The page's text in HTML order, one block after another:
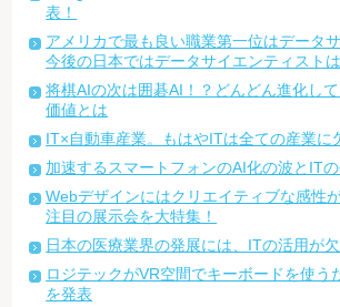
表！
アメリカで最も良い職業第一位はデータ
今後の日本ではデータサイエンティスト
将棋AIの次は囲碁AI！？どんどん進化し
価値とは
IT×自動車産業。もはやITは全ての産業に
加速するスマートフォンのAI化の波とIT
Webデザインにはクリエイティブな感性
注目の展示会を大特集！
日本の医療業界の発展には、ITの活用が
ロジテックがVR空間でキーボードを使う
を発表